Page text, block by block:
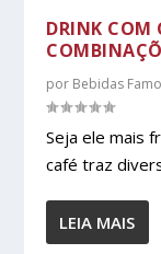
DRINK COM
por Bebidas
Seja ele mais
café traz
LEIA MAIS